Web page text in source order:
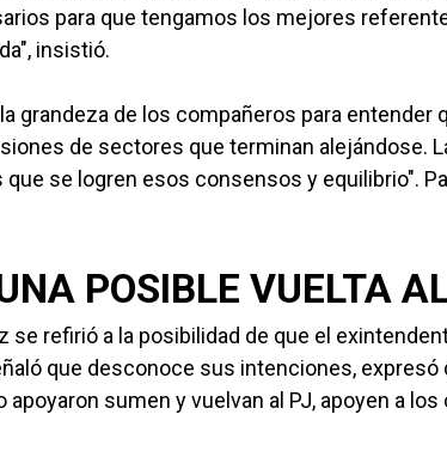
para que tengamos los mejores
insistió.
grandeza de los compañeros para entender
de sectores que terminan alejándose.
se logren esos consensos y equilibrio".
POSIBLE VUELTA
refirió a la posibilidad de que el
que desconoce sus intenciones, expresó
sumen y vuelvan al PJ, apoyen a